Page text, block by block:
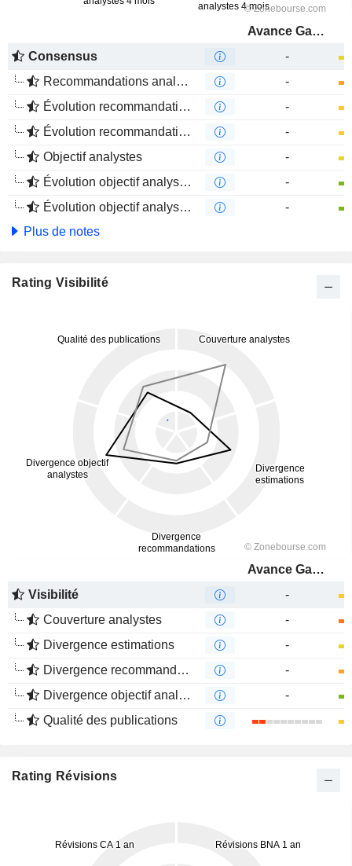
Avance Gas Holding Ltd
Consensus
-
Recommandations analystes
-
Évolution recommandations analystes 1 an
-
Évolution recommandations analystes 4 mois
-
Objectif analystes
-
Évolution objectif analystes 1 an
-
Évolution objectif analystes 4 mois
-
Plus de notes
Rating Visibilité
Avance Gas Holding Ltd
Visibilité
-
Couverture analystes
-
Divergence estimations
-
Divergence recommandations analystes
-
Divergence objectif analystes
-
Qualité des publications
Rating Révisions